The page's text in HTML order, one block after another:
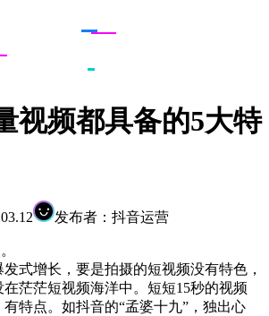
视频都具备的5大特
发布者：抖音运营
式增长，要是拍摄的短视频没有特色，
茫茫短视频海洋中。短短15秒的视频
特点。如抖音的“孟婆十九”，独出心